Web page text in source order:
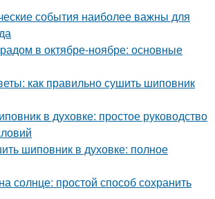
события наиболее важны для
в октябре-ноябре: основные
как правильно сушить шиповник
в духовке: простое руководство
шиповник в духовке: полное
солнце: простой способ сохранить